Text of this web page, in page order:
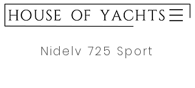
Nidelv 725 Sport